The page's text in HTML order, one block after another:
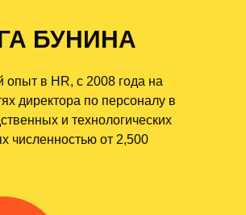
опыт в HR, с 2008 года на
директора по персоналу в
и технологических
численностью от 2,500
БУНИНА